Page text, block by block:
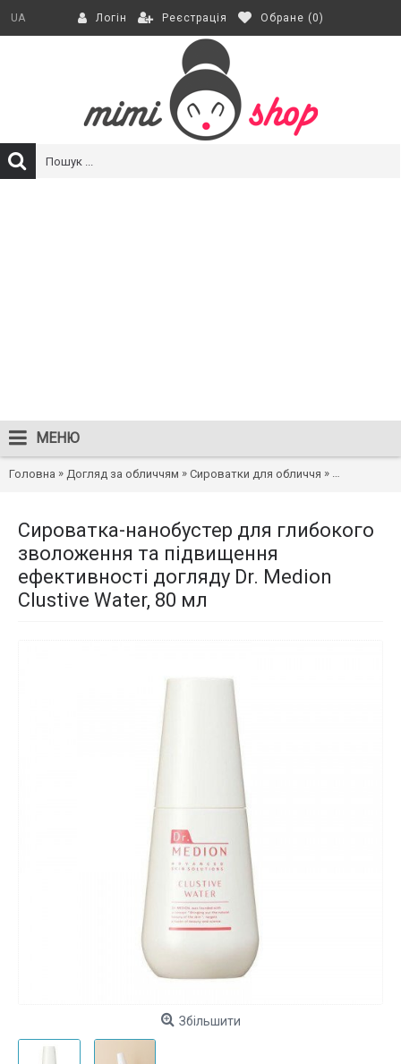
UA Логін Реєстрація Обране (0)
МЕНЮ
Головна » Догляд за обличчям » Сироватки для обличчя » Сироватка-
Сироватка-нанобустер для глибокого
зволоження та підвищення
ефективності догляду Dr. Medion
Clustive Water, 80 мл
Збільшити